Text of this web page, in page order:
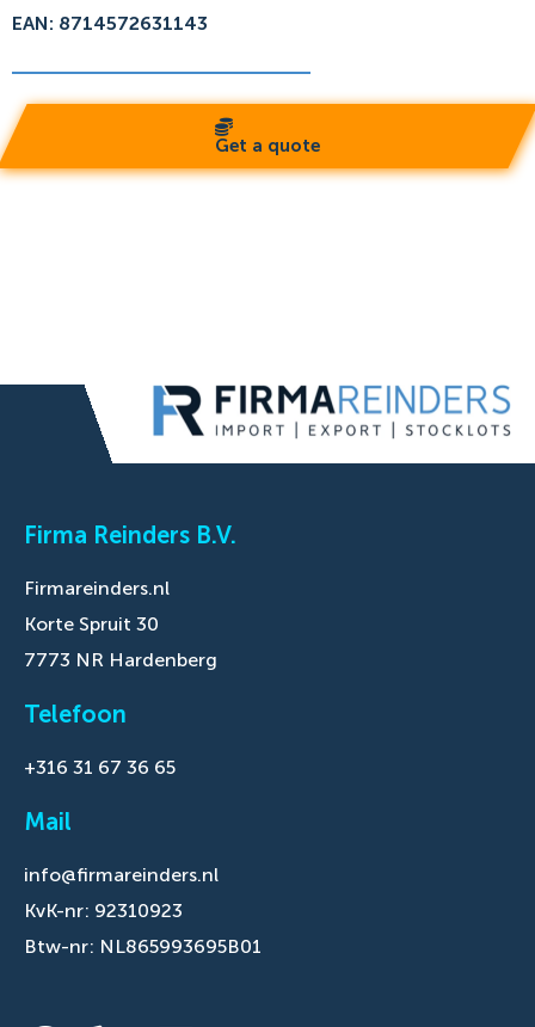
EAN: 8714572631143
Get a quote
Firma Reinders B.V.
Firmareinders.nl
Korte Spruit 30
7773 NR Hardenberg
Telefoon
+316 31 67 36 65
Mail
info@firmareinders.nl
KvK-nr: 92310923
Btw-nr: NL865993695B01